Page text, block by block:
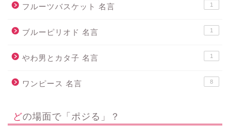
フルーツバスケット 名言 1
ブルーピリオド 名言 1
やわ男とカタ子 名言 1
ワンピース 名言 8
どの場面で「ポジる」？